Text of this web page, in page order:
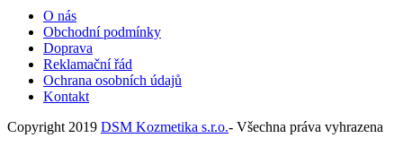
O nás
Obchodní podmínky
Doprava
Reklamační řád
Ochrana osobních údajů
Kontakt
Copyright 2019 DSM Kozmetika s.r.o.- Všechna práva vyhrazena